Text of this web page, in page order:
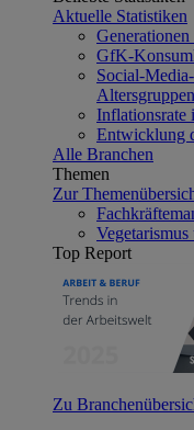
Aktuelle Statistiken
GfK-
Social-
Inflationsrate
Entwicklung
Alle Branchen
Themen
Zur
Top Report
Zu